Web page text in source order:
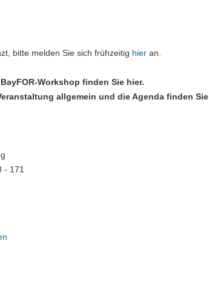
bitte melden Sie sich frühzeitig hier an.
Workshop finden Sie hier.
allgemein und die Agenda finden Sie
- 171